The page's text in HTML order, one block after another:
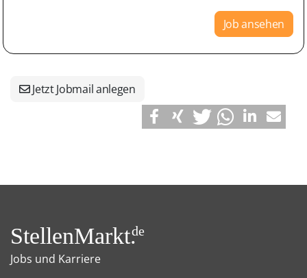
Job ansehen
Jetzt Jobmail anlegen
StellenMarkt.de
Jobs und Karriere